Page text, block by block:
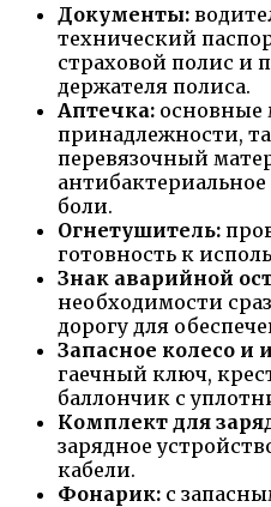
Документы:
технический
страховой полис и
держателя полиса.
Аптечка: основные
принадлежности,
перевязочный
антибактериальное
боли.
Огнетушитель:
готовность к
Знак аварийной
необходимости
дорогу для
Запасное колесо и
гаечный ключ,
баллончик с
Комплект для
зарядное
кабели.
Фонарик: с